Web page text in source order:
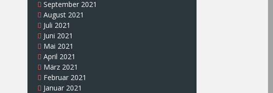
September 2021
August 2021
Juli 2021
Juni 2021
Mai 2021
April 2021
März 2021
Februar 2021
Januar 2021